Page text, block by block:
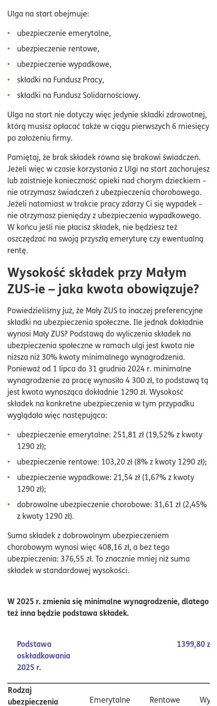
Ulga na start obejmuje:
ubezpieczenie emerytalne,
ubezpieczenie rentowe,
ubezpieczenie wypadkowe,
składki na Fundusz Pracy,
składki na Fundusz Solidarnościowy.
Ulga na start nie dotyczy więc jedynie składki zdrowotnej,
którą musisz opłacać także w ciągu pierwszych 6 miesięcy
po założeniu firmy.
Pamiętaj, że brak składek równa się brakowi świadczeń.
Jeżeli więc w czasie korzystania z Ulgi na start zachorujesz
lub zaistnieje konieczność opieki nad chorym dzieckiem –
nie otrzymasz świadczeń z ubezpieczenia chorobowego.
Jeżeli natomiast w trakcie pracy zdarzy Ci się wypadek –
nie otrzymasz pieniędzy z ubezpieczenia wypadkowego.
W końcu jeśli nie płacisz składek, nie będziesz też
oszczędzać na swoją przyszłą emeryturę czy ewentualną
rentę.
Wysokość składek przy Małym
ZUS-ie – jaka kwota obowiązuje?
Powiedzieliśmy już, że Mały ZUS to inaczej preferencyjne
składki na ubezpieczenia społeczne. Ile jednak dokładnie
wynosi Mały ZUS? Podstawą do wyliczenia składek na
ubezpieczenia społeczne w ramach ulgi jest kwota nie
niższa niż 30% kwoty minimalnego wynagrodzenia.
Ponieważ od 1 lipca do 31 grudnia 2024 r. minimalne
wynagrodzenie za pracę wynosiło 4 300 zł, to podstawą tą
jest kwota wynosząca dokładnie 1290 zł. Wysokość
składek na konkretne ubezpieczenia w tym przypadku
wyglądała więc następująco:
ubezpieczenie emerytalne: 251,81 zł (19,52% z kwoty
1290 zł);
ubezpieczenie rentowe: 103,20 zł (8% z kwoty 1290 zł);
ubezpieczenie wypadkowe: 21,54 zł (1,67% z kwoty
1290 zł);
dobrowolne ubezpieczenie chorobowe: 31,61 zł (2,45%
z kwoty 1290 zł).
Suma składek z dobrowolnym ubezpieczeniem
chorobowym wynosi więc 408,16 zł, a bez tego
ubezpieczenia: 376,55 zł. To znacznie mniej niż suma
składek w standardowej wysokości.
W 2025 r. zmienia się minimalne wynagrodzenie, dlatego
też inna będzie podstawa składek.
Podstawa
oskładkowania
2025 r.
1399,80 zł
Rodzaj
ubezpieczenia
Emerytalne Rentowe